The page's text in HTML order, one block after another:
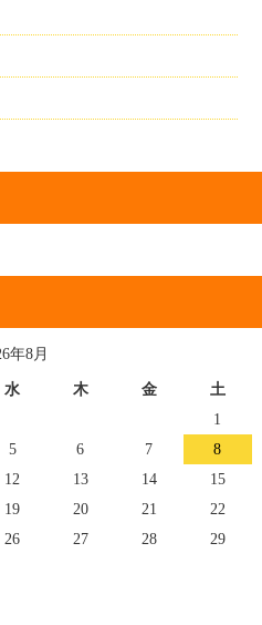
年8月
水 木 金 土
1
5 6 7
8
12 13 14
15
19 20 21
22
26 27 28
29